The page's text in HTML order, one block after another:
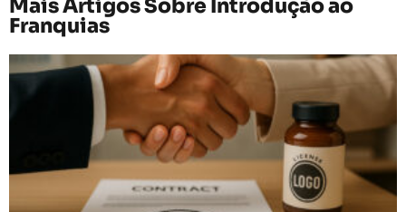
Mais Artigos SobreIntrodução ao
Franquias